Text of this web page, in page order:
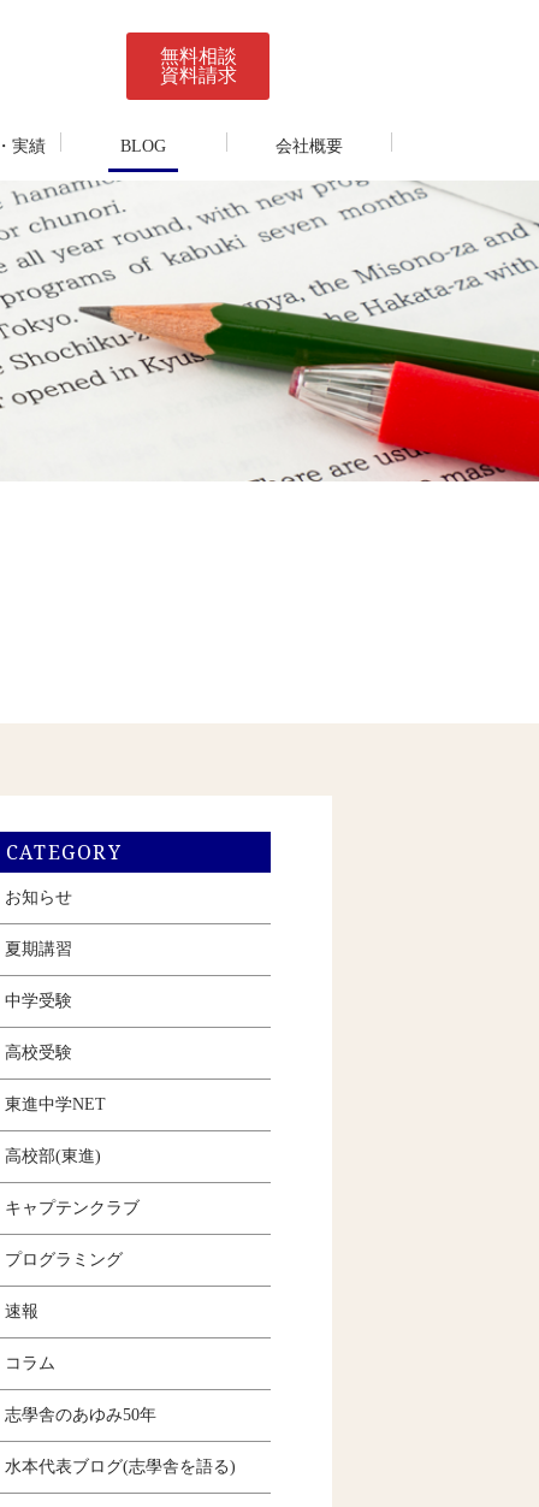
無料相談
資料請求
実績 BLOG 会社概要
CATEGORY
お知らせ
夏期講習
中学受験
高校受験
東進中学NET
高校部(東進)
キャプテンクラブ
プログラミング
速報
コラム
志學舎のあゆみ50年
水本代表ブログ(志學舎を語る)